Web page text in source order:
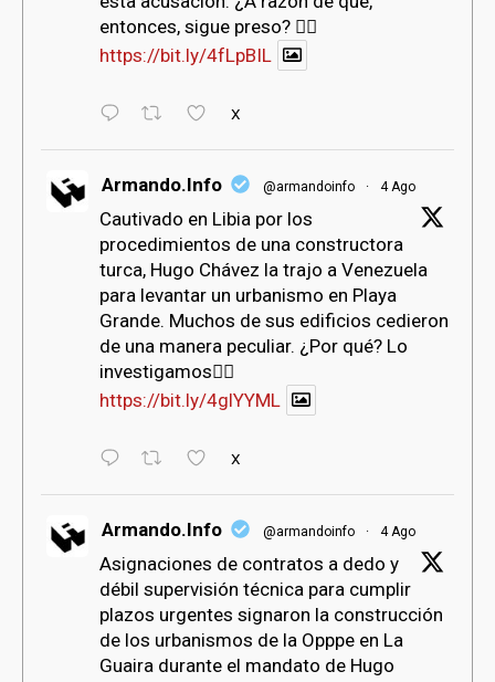
entonces, sigue preso? 👇🏻
https://bit.ly/4fLpBIL
X
Armando.Info @armandoinfo · 4 Ago
Cautivado en Libia por los
procedimientos de una constructora
turca, Hugo Chávez la trajo a Venezuela
para levantar un urbanismo en Playa
Grande. Muchos de sus edificios cedieron
de una manera peculiar. ¿Por qué? Lo
investigamos👇🏻
https://bit.ly/4glYYML
X
Armando.Info @armandoinfo · 4 Ago
Asignaciones de contratos a dedo y
débil supervisión técnica para cumplir
plazos urgentes signaron la construcción
de los urbanismos de la Opppe en La
Guaira durante el mandato de Hugo